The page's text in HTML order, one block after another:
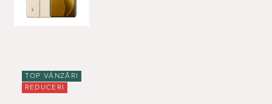
TOP VÂNZĂRI
REDUCERI